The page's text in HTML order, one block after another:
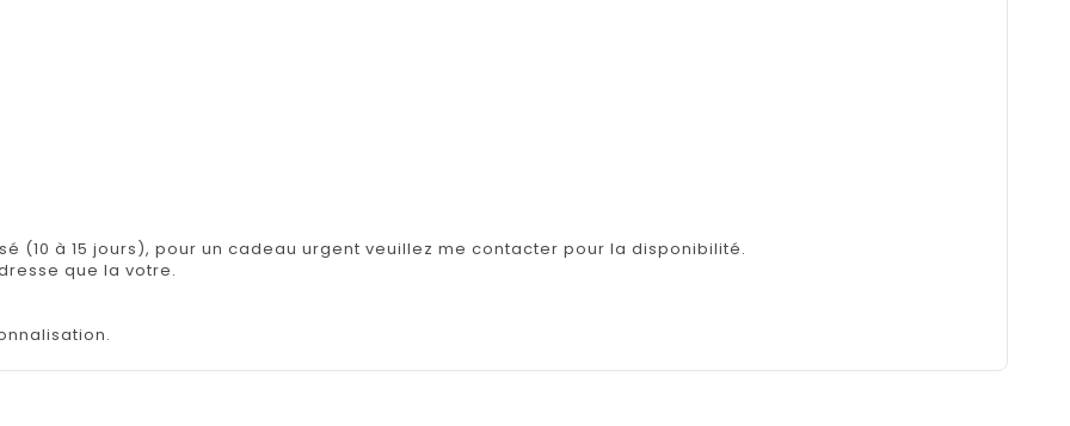
(10 à 15 jours), pour un cadeau urgent veuillez me contacter pour la disponibilité.
que la votre.